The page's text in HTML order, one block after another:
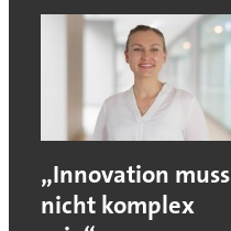
„Innovation muss
nicht komplex